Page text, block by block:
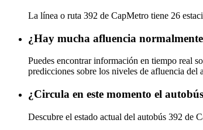
La línea o ruta 392 de CapMetro tiene 26
¿Hay mucha afluencia
Puedes encontrar información en tiempo real
predicciones sobre los niveles de afluencia del
¿Circula en este momento el
Descubre el estado actual del autobús 392 de